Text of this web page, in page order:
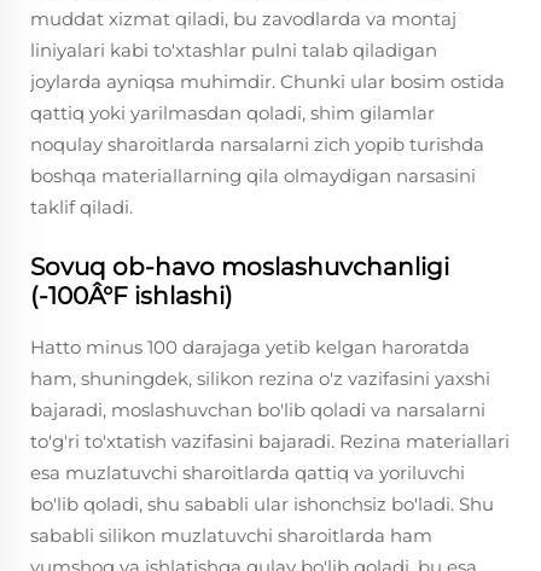
muddat xizmat qiladi, bu zavodlarda va montaj
liniyalari kabi to'xtashlar pulni talab qiladigan
joylarda ayniqsa muhimdir. Chunki ular bosim ostida
qattiq yoki yarilmasdan qoladi, shim gilamlar
noqulay sharoitlarda narsalarni zich yopib turishda
boshqa materiallarning qila olmaydigan narsasini
taklif qiladi.
Sovuq ob-havo moslashuvchanligi
(-100Â°F ishlashi)
Hatto minus 100 darajaga yetib kelgan haroratda
ham, shuningdek, silikon rezina o'z vazifasini yaxshi
bajaradi, moslashuvchan bo'lib qoladi va narsalarni
to'g'ri to'xtatish vazifasini bajaradi. Rezina materiallari
esa muzlatuvchi sharoitlarda qattiq va yoriluvchi
bo'lib qoladi, shu sababli ular ishonchsiz bo'ladi. Shu
sababli silikon muzlatuvchi sharoitlarda ham